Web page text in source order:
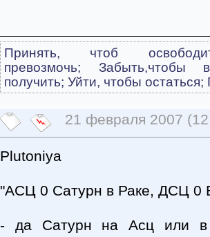
Принять, чтоб
превозмочь; Забыть,чтобы
получить; Уйти, чтобы
21 февраля 2007
Plutoniya
"АСЦ 0 Сатурн в Раке, ДСЦ 0
- да Сатурн на Асц или в